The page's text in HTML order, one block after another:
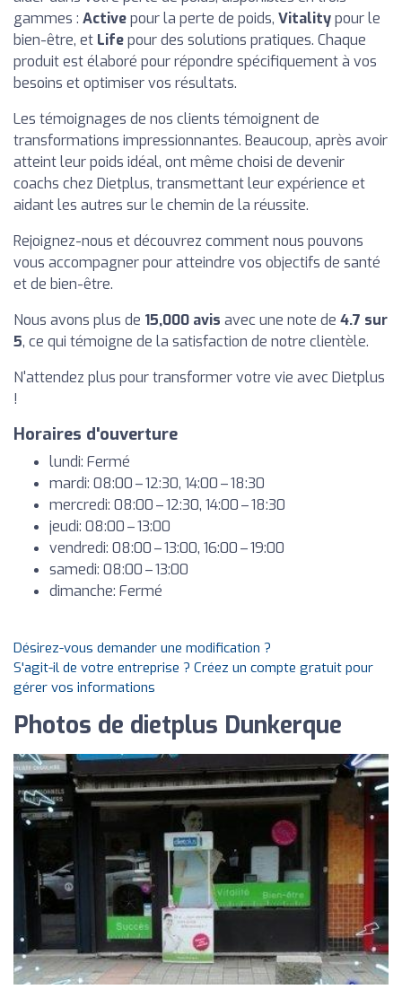
gammes : Activepour la perte de poids, Vitalitypour le
bien-être, et Lifepour des solutions pratiques. Chaque
produit est élaboré pour répondre spécifiquement à vos
besoins et optimiser vos résultats.
Les témoignages de nos clients témoignent de
transformations impressionnantes. Beaucoup, après avoir
atteint leur poids idéal, ont même choisi de devenir
coachs chez Dietplus, transmettant leur expérience et
aidant les autres sur le chemin de la réussite.
Rejoignez-nous et découvrez comment nous pouvons
vous accompagner pour atteindre vos objectifs de santé
et de bien-être.
Nous avons plus de 15,000 avis avec une note de 4.7 sur
5, ce qui témoigne de la satisfaction de notre clientèle.
N'attendez plus pour transformer votre vie avec Dietplus
!
Horaires d'ouverture
lundi: Fermé
mardi: 08:00 – 12:30, 14:00 – 18:30
mercredi: 08:00 – 12:30, 14:00 – 18:30
jeudi: 08:00 – 13:00
vendredi: 08:00 – 13:00, 16:00 – 19:00
samedi: 08:00 – 13:00
dimanche: Fermé
Désirez-vous demander une modification ?
S'agit-il de votre entreprise ? Créez un compte gratuit pour
gérer vos informations
Photos de dietplus Dunkerque